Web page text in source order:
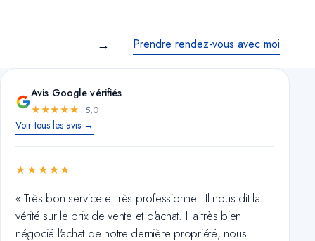
→ Prendre rendez-vous avec moi
Avis Google vérifiés
★★★★★ 5,0
Voir tous les avis →
★★★★★
« Excellent service. Nous avions vendu il y a 12 ans
avec M. Brunelle et quand est venu le temps de
revendre notre maison, nous n'avons pas hésité à